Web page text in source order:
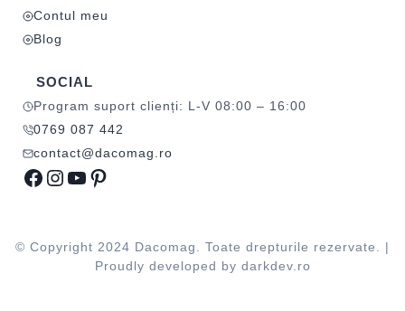
Contul meu
Blog
SOCIAL
Program suport clienți: L-V 08:00 – 16:00
0769 087 442
contact@dacomag.ro
Facebook
Instagram
YouTube
Pinterest
© Copyright 2024 Dacomag. Toate drepturile rezervate. |
Proudly developed by darkdev.ro